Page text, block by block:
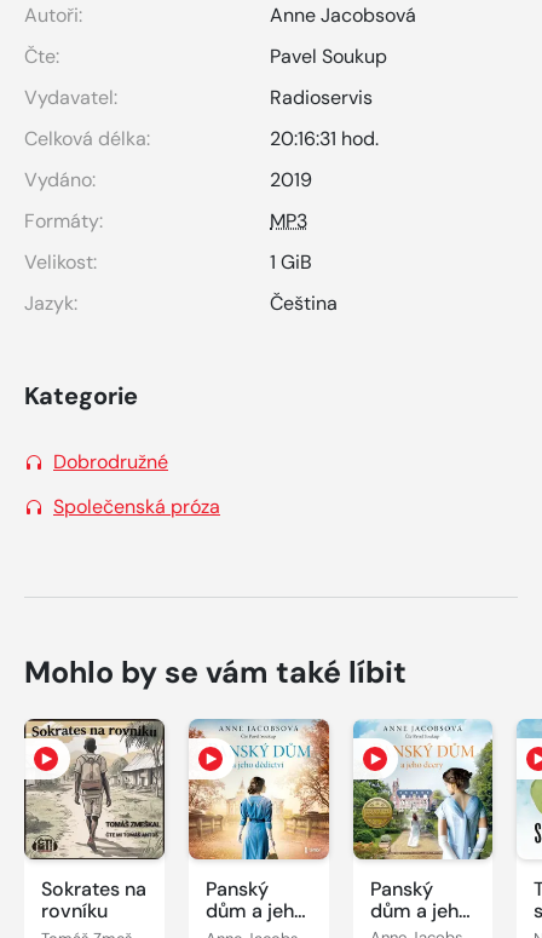
Autoři:
Anne Jacobsová
Čte:
Pavel Soukup
Vydavatel:
Radioservis
Celková délka:
20:16:31 hod.
Vydáno:
2019
Formáty:
MP3
Velikost:
1 GiB
Jazyk:
Čeština
Kategorie
Dobrodružné
Společenská próza
Mohlo by se vám také líbit
Sokrates na
rovníku
Panský
dům a jeho
dědictví
Panský
dům a jeho
dcery